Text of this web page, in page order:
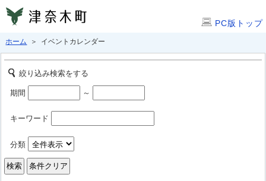
PC版トップ
ホーム ＞ イベントカレンダー
絞り込み検索をする
期間 ～
キーワード
分類